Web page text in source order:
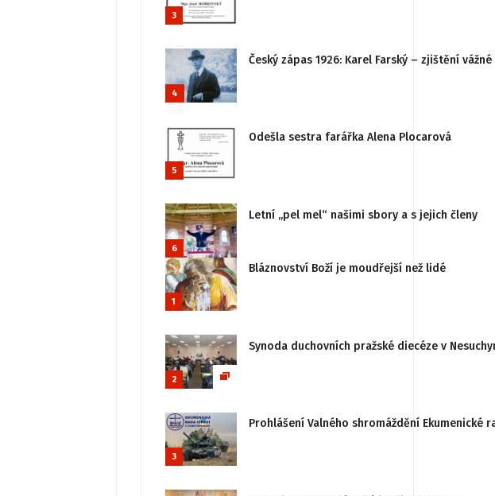
3
4
Český zápas 1926: Karel Farský – zjištění
5
Odešla sestra farářka Alena Plocarová
6
Letní „pel mel“ našimi sbory a s jejich členy
1
Bláznovství Boží je moudřejší než lidé
2
Synoda duchovních pražské diecéze v
3
Prohlášení Valného shromáždění